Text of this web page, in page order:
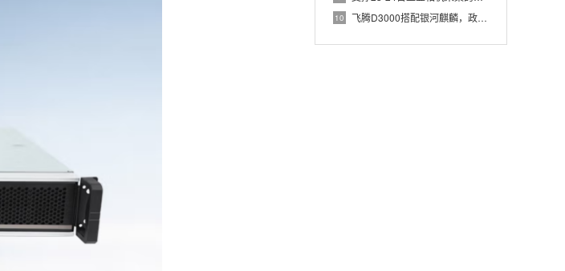
10 飞腾D3000搭配银河麒麟，政务办公国产飞腾工控机落地方案